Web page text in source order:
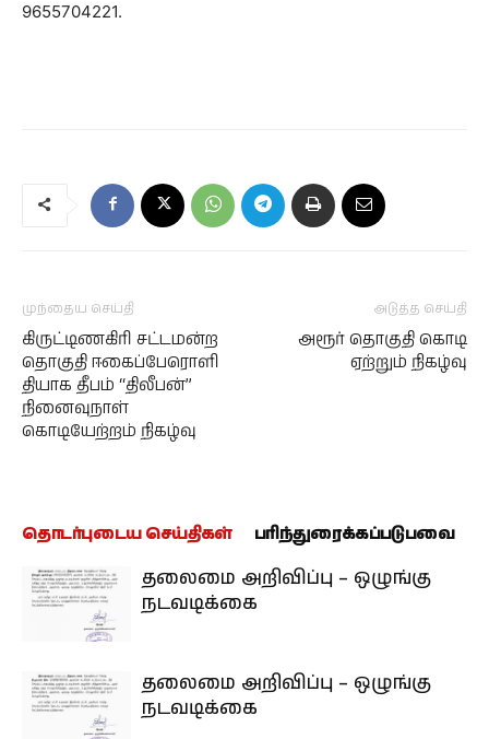
9655704221.
முந்தைய செய்தி
கிருட்டிணகிரி சட்டமன்ற
தொகுதி ஈகைப்பேரொளி
தியாக தீபம் “திலீபன்”
நினைவுநாள்
கொடியேற்றம் நிகழ்வு
அடுத்த செய்தி
அரூர் தொகுதி கொடி
ஏற்றும் நிகழ்வு
தொடர்புடைய செய்திகள் பரிந்துரைக்கப்படுபவை
தலைமை அறிவிப்பு – ஒழுங்கு
நடவடிக்கை
தலைமை அறிவிப்பு – ஒழுங்கு
நடவடிக்கை